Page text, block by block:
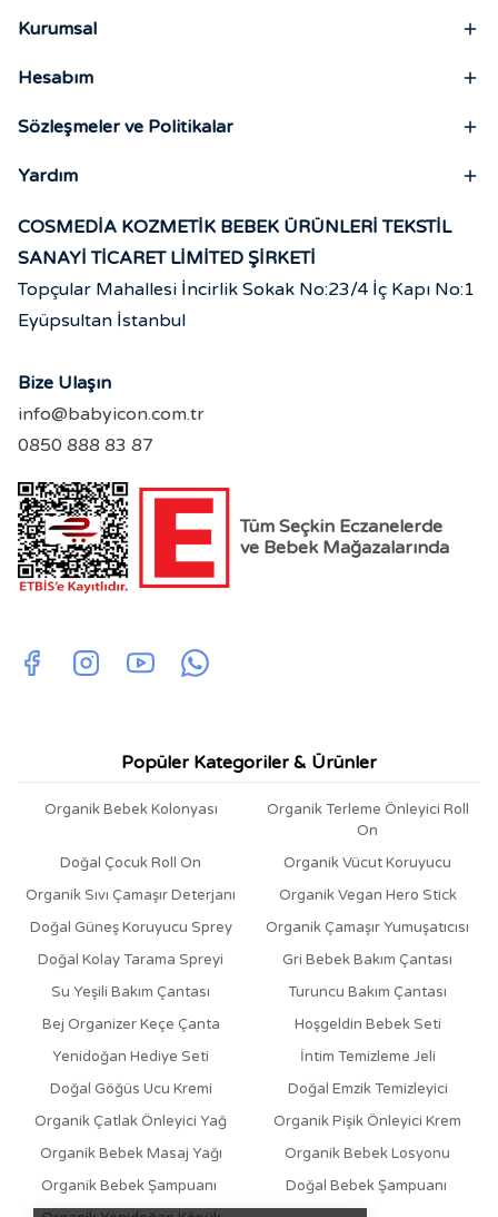
Kurumsal
Hesabım
Sözleşmeler ve Politikalar
Yardım
COSMEDİA KOZMETİK BEBEK ÜRÜNLERİ TEKSTİL
SANAYİ TİCARET LİMİTED ŞİRKETİ
Topçular Mahallesi İncirlik Sokak No:23/4 İç Kapı No:1
Eyüpsultan İstanbul
Bize Ulaşın
info@babyicon.com.tr
0850 888 83 87
Tüm Seçkin Eczanelerde
ve Bebek Mağazalarında
Popüler Kategoriler & Ürünler
Organik Bebek Kolonyası
Organik Terleme Önleyici Roll
On
Doğal Çocuk Roll On
Organik Vücut Koruyucu
Organik Sıvı Çamaşır Deterjanı
Organik Vegan Hero Stick
Doğal Güneş Koruyucu Sprey
Organik Çamaşır Yumuşatıcısı
Doğal Kolay Tarama Spreyi
Gri Bebek Bakım Çantası
Su Yeşili Bakım Çantası
Turuncu Bakım Çantası
Bej Organizer Keçe Çanta
Hoşgeldin Bebek Seti
Yenidoğan Hediye Seti
İntim Temizleme Jeli
Doğal Göğüs Ucu Kremi
Doğal Emzik Temizleyici
Organik Çatlak Önleyici Yağ
Organik Pişik Önleyici Krem
Organik Bebek Masaj Yağı
Organik Bebek Losyonu
Organik Bebek Şampuanı
Doğal Bebek Şampuanı